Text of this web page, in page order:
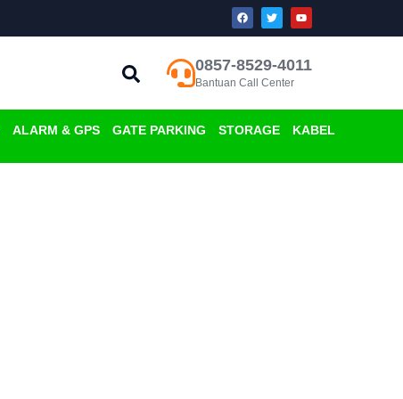
0857-8529-4011
Bantuan Call Center
ALARM & GPS GATE PARKING STORAGE
KABEL